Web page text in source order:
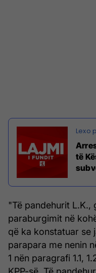
të
"Të pandehurit L.K.,
paraburgimit në
që ka konstatuar se
parapara me nenin
1 nën paragrafi 1.1,